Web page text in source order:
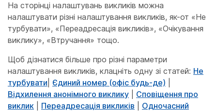
На сторінці налаштувань викликів можна
налаштувати різні налаштування викликів, як-от «Не
турбувати», «Переадресація викликів», «Очікування
виклику», «Втручання» тощо.
Щоб дізнатися більше про різні параметри
налаштування викликів, клацніть одну зі статей: Не
турбувати Єдиний номер (офіс будь-де)
Відхилення анонімного виклику
Сповіщення про
виклик
Переадресація викликів
Одночасний